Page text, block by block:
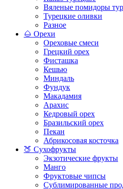
Вяленые помидоры
Турецкие оливки
Разное
🌰 Орехи
Ореховые смеси
Грецкий орех
Фисташка
Кешью
Миндаль
Фундук
Макадамия
Арахис
Кедровый орех
Бразильский орех
Пекан
Абрикосовая косточка
🍑 Сухофрукты
Экзотические фрукты
Манго
Фруктовые чипсы
Сублимированные